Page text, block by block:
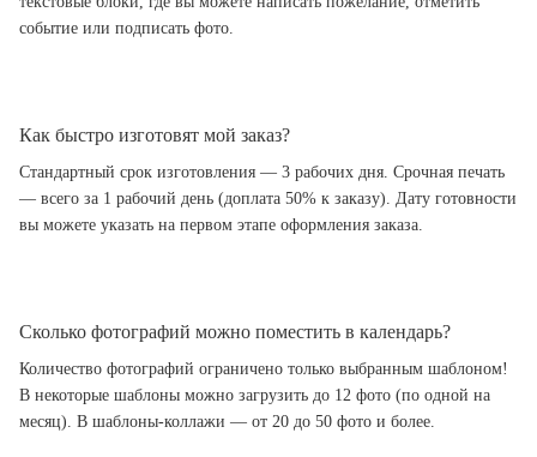
событие или подписать фото.
Как быстро изготовят мой заказ?
Стандартный срок изготовления — 3 рабочих дня. Срочная печать
— всего за 1 рабочий день (доплата 50% к заказу). Дату готовности
вы можете указать на первом этапе оформления заказа.
Сколько фотографий можно поместить в календарь?
Количество фотографий ограничено только выбранным шаблоном!
В некоторые шаблоны можно загрузить до 12 фото (по одной на
месяц). В шаблоны-коллажи — от 20 до 50 фото и более.